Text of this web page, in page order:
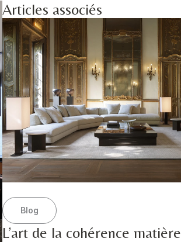
Articles associés
Blog
L’art de la cohérence matière